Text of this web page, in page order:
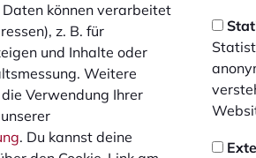
Daten können verarbeitet
z. B. für
und Inhalte oder
Weitere
Verwendung Ihrer
. Du kannst deine